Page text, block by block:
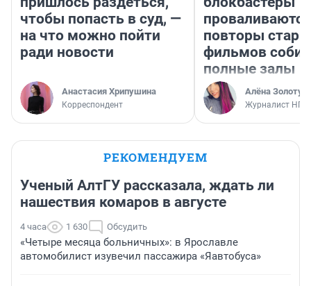
чтобы попасть в суд, —
на что можно пойти
ради новости
Анастасия Хрипушина
Корреспондент
повторы
фильмов
полные залы
Алёна
Журналист НГС
РЕКОМЕНДУЕМ
Ученый АлтГУ рассказала, ждать ли
нашествия комаров в августе
4 часа 1 630 Обсудить
«Четыре месяца больничных»: в Ярославле
автомобилист изувечил пассажира «Яавтобуса»